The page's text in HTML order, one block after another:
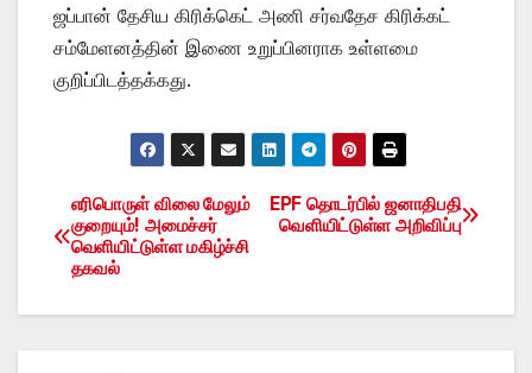
ஜப்பான் தேசிய கிரிக்கெட் அணி சர்வதேச கிரிக்கட்
சம்மேளனத்தின் இணை உறுப்பினராக உள்ளமை
குறிப்பிடத்தக்கது.
Post
navigation
EPF தொடர்பில் ஜனாதிபதி
வெளியிட்டுள்ள அறிவிப்பு
எரிபொருள் விலை மேலும்
குறையும்! அமைச்சர்
வெளியிட்டுள்ள மகிழ்ச்சி
தகவல்